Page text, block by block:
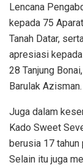
Lencana
kepada 75
Tanah Datar,
apresiasi
28 Tanjung
Barulak Azisman.
Juga dalam
Kado Sweet
berusia 17 tahun
Selain itu juga